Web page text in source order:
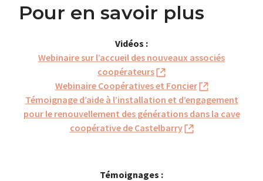
Pour en savoir plus
Vidéos :
Webinaire sur l’accueil des nouveaux associés
coopérateurs
Webinaire Coopératives et Foncier
Témoignage d’aide à l’installation et d’engagement
pour le renouvellement des générations dans la cave
coopérative de Castelbarry
Témoignages :